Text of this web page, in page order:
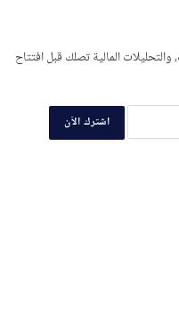
المالية تصلك قبل افتتاح
اشترك الآن